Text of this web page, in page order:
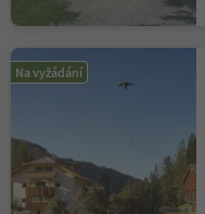
Na vyžádání